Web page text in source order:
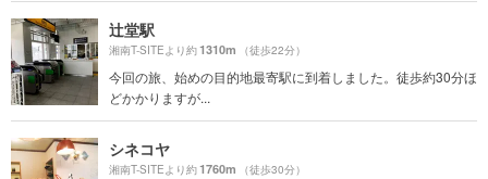
辻堂駅
湘南T-SITEより約1310m （徒歩22分）
今回の旅、始めの目的地最寄駅に到着しました。徒歩約30分ほ
どかかりますが...
シネコヤ
湘南T-SITEより約1760m （徒歩30分）